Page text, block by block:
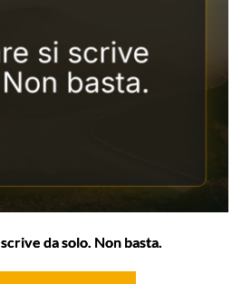
da solo. Non basta.